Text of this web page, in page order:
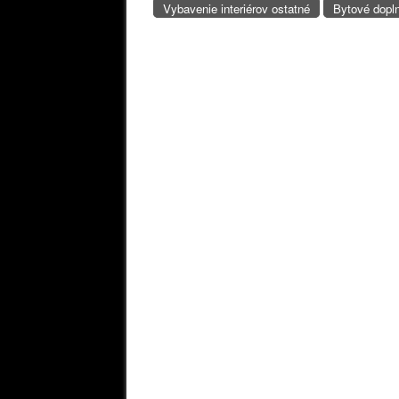
Vybavenie interiérov ostatné Bytové